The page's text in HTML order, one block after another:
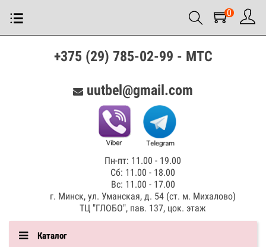
0
+375 (29) 785-02-99 - МТС
uutbel@gmail.com
Пн-пт: 11.00 - 19.00
Сб: 11.00 - 18.00
Вс: 11.00 - 17.00
г. Минск, ул. Уманская, д. 54 (ст. м. Михалово)
ТЦ "ГЛОБО", пав. 137, цок. этаж
Каталог